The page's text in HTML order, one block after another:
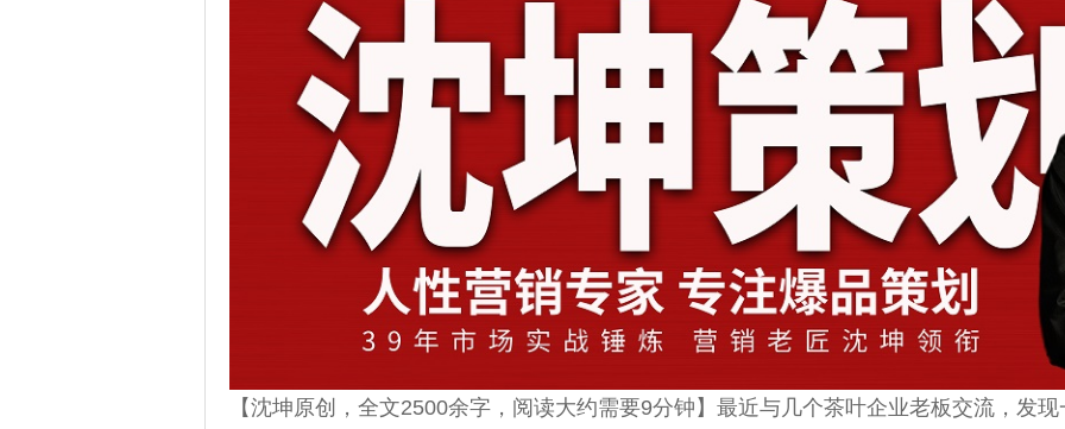
【沈坤原创，全文2500余字，阅读大约需要9分钟】最近与几个茶叶企业老板交流，发